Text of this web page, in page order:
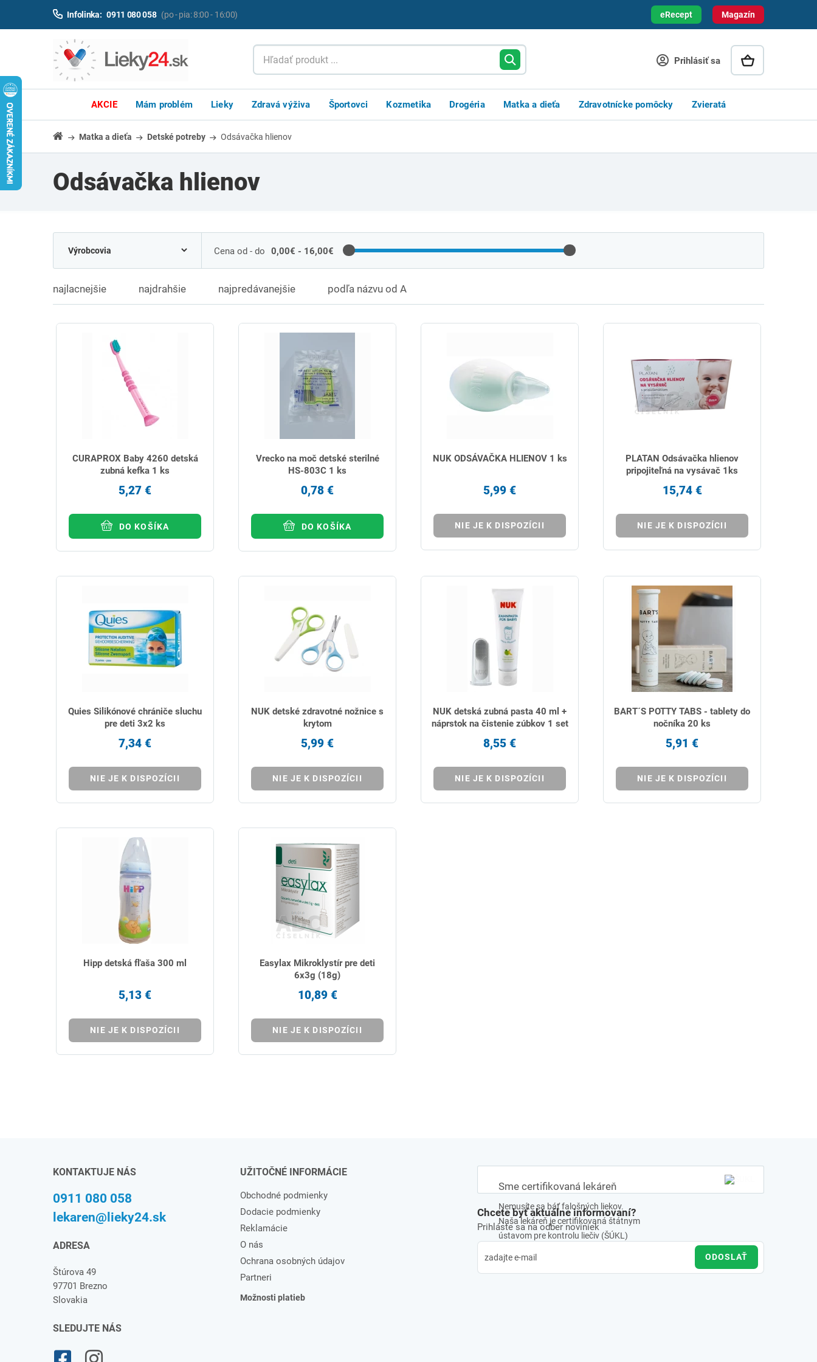
Magazín
Infolinka: 0911 080 058 (po - pia: 8:00 - 16:00) eRecept
Prihlásiť sa
AKCIE Mám problém Lieky Zdravá výživa Športovci Kozmetika Drogéria Matka a dieťa Zdravotnícke pomôcky Zvieratá
Matka a dieťa Detské potreby Odsávačka hlienov
Odsávačka hlienov
Cena od - do 0,00€ - 16,00€
najlacnejšie najdrahšie najpredávanejšie podľa názvu od A
CURAPROX Baby 4260 detská
zubná kefka 1 ks
5,27 €
DO KOŠÍKA
Vrecko na moč detské sterilné
HS-803C 1 ks
0,78 €
DO KOŠÍKA
NUK ODSÁVAČKA HLIENOV 1 ks
5,99 €
NIE JE K DISPOZÍCII
PLATAN Odsávačka hlienov
pripojiteľná na vysávač 1ks
15,74 €
NIE JE K DISPOZÍCII
Quies Silikónové chrániče sluchu
pre deti 3x2 ks
7,34 €
NIE JE K DISPOZÍCII
NUK detské zdravotné nožnice s
krytom
5,99 €
NIE JE K DISPOZÍCII
NUK detská zubná pasta 40 ml +
náprstok na čistenie zúbkov 1 set
8,55 €
NIE JE K DISPOZÍCII
BART´S POTTY TABS - tablety do
nočníka 20 ks
5,91 €
NIE JE K DISPOZÍCII
Hipp detská fľaša 300 ml
5,13 €
NIE JE K DISPOZÍCII
Easylax Mikroklystír pre deti
6x3g (18g)
10,89 €
NIE JE K DISPOZÍCII
Sme certifikovaná lekáreň
Nemusíte sa báť falošných liekov.
Naša lekáreň je certifikovaná štátnym
ústavom pre kontrolu liečiv (ŠÚKL)
KONTAKTUJE NÁS
0911 080 058
lekaren@lieky24.sk
ADRESA
Štúrova 49
97701 Brezno
Slovakia
SLEDUJTE NÁS
UŽITOČNÉ INFORMÁCIE
Obchodné podmienky
Dodacie podmienky
Reklamácie
O nás
Ochrana osobných údajov
Partneri
Možnosti platieb
Chcete byť aktuálne informovaní?
Prihláste sa na odber noviniek
ODOSLAŤ